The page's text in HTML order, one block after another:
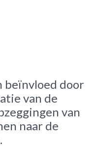
beïnvloed door
van de
van
naar de